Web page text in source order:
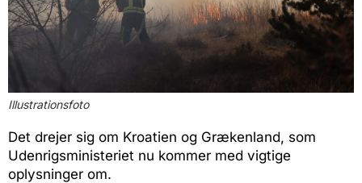
Illustrationsfoto
Det drejer sig om Kroatien og Grækenland, som
Udenrigsministeriet nu kommer med vigtige
oplysninger om.